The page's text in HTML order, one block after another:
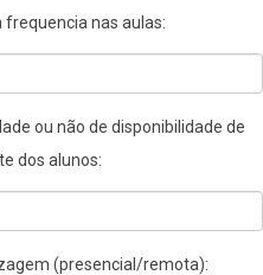
frequencia nas aulas:
ou não de disponibilidade de
dos alunos:
(presencial/remota):